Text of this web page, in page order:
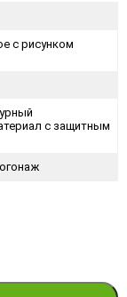
с рисунком
с защитным